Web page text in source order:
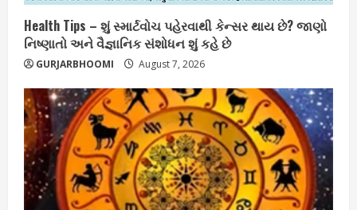
Health Tips – શું સ્માર્ટવોચ પહેરવાથી કેન્સર થાય છે? જાણો
નિષ્ણાતો અને વૈજ્ઞાનિક સંશોધન શું કહે છે
GURJARBHOOMI August 7, 2026